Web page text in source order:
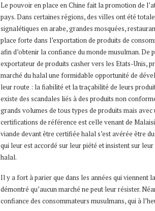
Le pouvoir en place en Chine fait la promotion de
pays. Dans certaines régions, des villes ont été
signalétiques en arabe, grandes mosquées,
place forte dans l’exportation de produits de
afin d’obtenir la confiance du monde musulman.
exportateur de produits casher vers les Etats-Unis,
marché du halal une formidable opportunité de
leur route : la fiabilité et la traçabilité de leurs
existe des scandales liés à des produits non
grands volumes de tous types de produits mais
certifications de référence est celle venant de
viande devant être certifiée halal s’est avérée être
qui leur est accordé sur leur piété et insistent sur
halal.
Il y a fort à parier que dans les années qui viennent
démontré qu’aucun marché ne peut leur résister.
confiance des consommateurs musulmans, qui à